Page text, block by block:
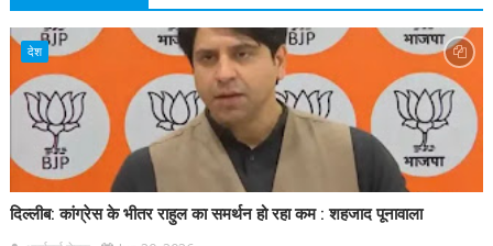
देश
दिल्लीब: कांग्रेस के भीतर राहुल का समर्थन हो रहा कम : शहजाद पूनावाला